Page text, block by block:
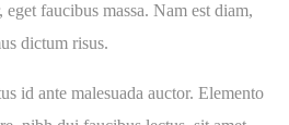
faucibus massa. Nam est diam,
dictum risus.
id ante malesuada auctor. Elemento